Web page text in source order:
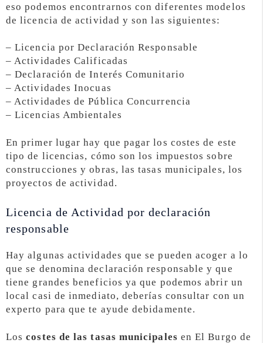
eso podemos encontrarnos con diferentes modelos
de licencia de actividad y son las siguientes:
– Licencia por Declaración Responsable
– Actividades Calificadas
– Declaración de Interés Comunitario
– Actividades Inocuas
– Actividades de Pública Concurrencia
– Licencias Ambientales
En primer lugar hay que pagar los costes de este
tipo de licencias, cómo son los impuestos sobre
construcciones y obras, las tasas municipales, los
proyectos de actividad.
Licencia de Actividad por declaración
responsable
Hay algunas actividades que se pueden acoger a lo
que se denomina declaración responsable y que
tiene grandes beneficios ya que podemos abrir un
local casi de inmediato, deberías consultar con un
experto para que te ayude debidamente.
Loscostes de las tasas municipales en El Burgo de